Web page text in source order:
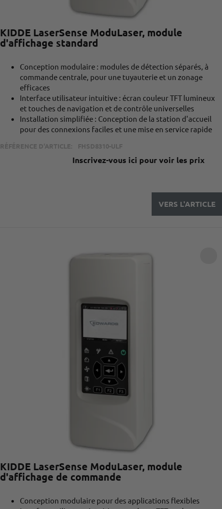
KIDDE LaserSense ModuLaser, module
d'affichage standard
Conception modulaire : modules de détection séparés, à
commande centrale, pour une tuyauterie et un zonage
efficaces
Interface utilisateur intuitive : écran couleur TFT lumineux
et touches de navigation et de contrôle universelles
Installation simplifiée : Conception de la station d'accueil
pour des connexions faciles et une mise en service rapide
RÉFÉRENCE D'ARTICLE: FHSD8310-ULF
Inscrivez-vous ici pour voir les prix
VERS L'ARTICLE
KIDDE LaserSense ModuLaser, module
d'affichage de commande
Conception modulaire pour des applications flexibles